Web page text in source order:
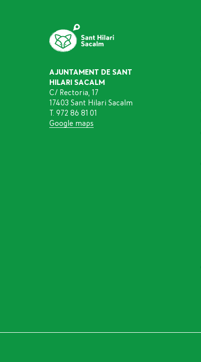
AJUNTAMENT DE SANT
HILARI SACALM
C/ Rectoria, 17
17403 Sant Hilari Sacalm
T. 972 86 81 01
Google maps